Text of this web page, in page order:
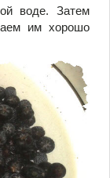
воде. Затем
им хорошо